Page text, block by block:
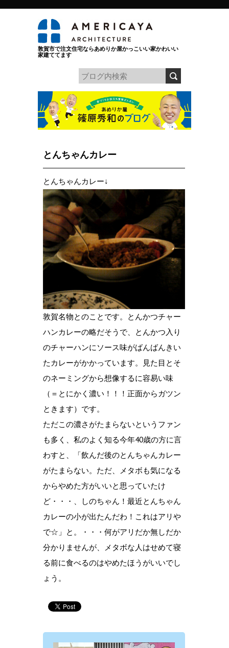
敦賀市で注文住宅ならあめりか屋かっこいい家かわいい
家建ててます
とんちゃんカレー
とんちゃんカレー↓
敦賀名物とのことです。とんかつチャー
ハンカレーの略だそうで、とんかつ入り
のチャーハンにソース味がばんばんきい
たカレーがかかっています。見た目とそ
のネーミングから想像するに容易い味
（＝とにかく濃い！！！正面からガツン
ときます）です。
ただこの濃さがたまらないというファン
も多く、私のよく知る今年40歳の方に言
わすと、「飲んだ後のとんちゃんカレー
がたまらない。ただ、メタボも気になる
からやめた方がいいと思っていたけ
ど・・・、しのちゃん！最近とんちゃん
カレーの小が出たんだわ！これはアリや
で☆」と。・・・何がアリだか無しだか
分かりませんが、メタボな人はせめて寝
る前に食べるのはやめたほうがいいでし
ょう。